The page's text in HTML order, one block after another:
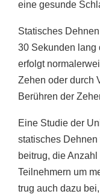
eine gesunde
Statisches
30 Sekunden lang
erfolgt
Zehen oder durch
Berühren der
Eine Studie der
statisches
beitrug, die
Teilnehmern um
trug auch dazu